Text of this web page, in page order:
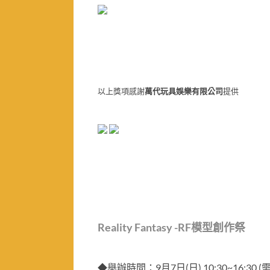
以上獎項感謝萬代玩具娛樂有限公司提供
Reality Fantasy -RF模型創作祭
9月7日(日) 10:30~16:30 (